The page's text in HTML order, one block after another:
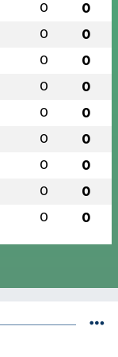
0 0
0 0
0 0
0 0
0 0
0 0
0 0
0 0
0 0